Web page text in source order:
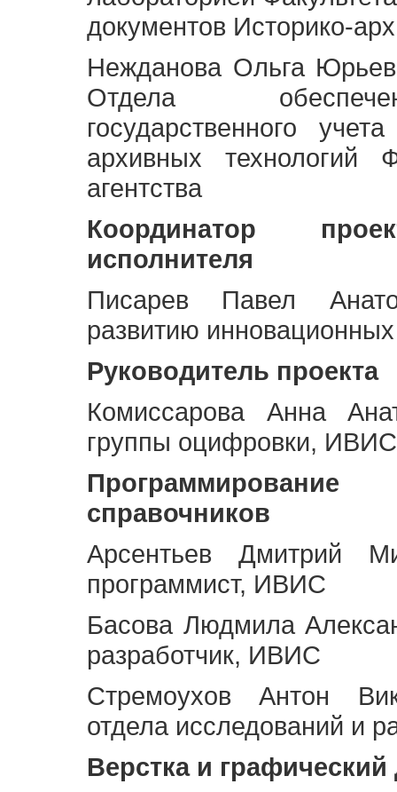
документов Историко-
Нежданова Ольга
Отдела
государственного
архивных технологий
агентства
Координатор
исполнителя
Писарев Павел
развитию
Руководитель проекта
Комиссарова Анна
группы оцифровки, ИВИС
Программирование
справочников
Арсентьев Дмитрий
программист, ИВИС
Басова Людмила
разработчик, ИВИС
Стремоухов Антон
отдела исследований и
Верстка и графический